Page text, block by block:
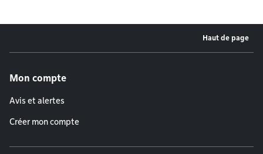
Haut de page
Mon compte
Avis et alertes
Créer mon compte